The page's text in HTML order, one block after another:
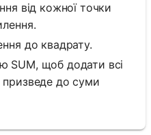
від кожної точки
до квадрату.
SUM, щоб додати всі
призведе до суми